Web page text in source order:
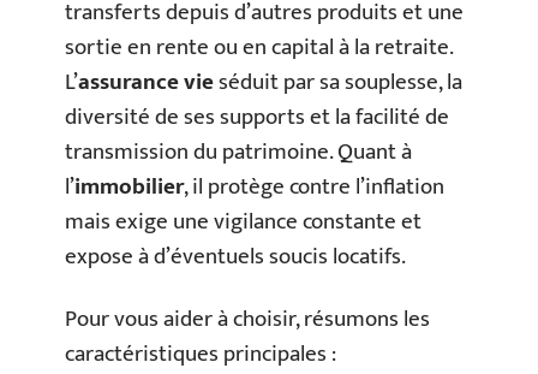
transferts depuis d’autres produits et une
sortie en rente ou en capital à la retraite.
L’assurance vieséduit par sa souplesse, la
diversité de ses supports et la facilité de
transmission du patrimoine. Quant à
l’immobilier, il protège contre l’inflation
mais exige une vigilance constante et
expose à d’éventuels soucis locatifs.
Pour vous aider à choisir, résumons les
caractéristiques principales :